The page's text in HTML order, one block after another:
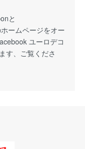
と
ームページをオー
ユーロデコ
す、ご覧くださ